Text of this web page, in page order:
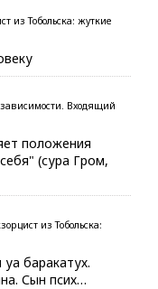
из Тобольска: жуткие
Входящий
положения
(сура Гром,
из Тобольска:
баракатух.
Сын псих…